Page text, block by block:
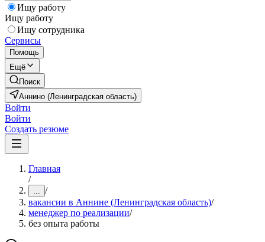
Ищу работу
Ищу работу
Ищу сотрудника
Сервисы
Помощь
Ещё
Поиск
Аннино (Ленинградская область)
Войти
Войти
Создать резюме
Главная
/
... /
вакансии в Аннине (Ленинградская область)/
менеджер по реализации/
без опыта работы